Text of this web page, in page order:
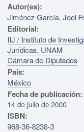
Autor(es):
Jiménez García, Joel
Editorial:
IIJ / Instituto de
Jurídicas, UNAM
Cámara de Diputados
País:
México
Fecha de publicación:
14 de julio de 2000
ISBN:
968-36-8238-3